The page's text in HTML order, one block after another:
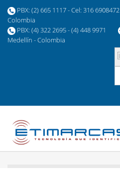
PBX: (2) 665 1117 - Cel: 316 6908472
Colombia
PBX: (4) 322 2695 - (4) 448 9971
Medellín - Colombia